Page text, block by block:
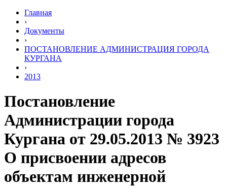
Главная
›
Документы
›
ПОСТАНОВЛЕНИЕ АДМИНИСТРАЦИЯ ГОРОДА
КУРГАНА
›
2013
Постановление
Администрации города
Кургана от 29.05.2013 № 3923
О присвоении адресов
объектам инженерной